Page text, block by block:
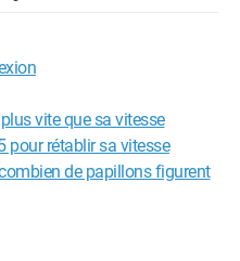
vite que sa vitesse
pour rétablir sa vitesse
de papillons figurent